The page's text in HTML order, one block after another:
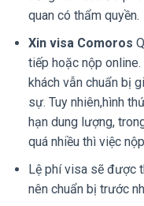
quan có thẩm quyền.
Xin visa Comoros
tiếp hoặc nộp
khách vẫn chuẩn bị
sự. Tuy nhiên,hình
hạn dung lượng,
quá nhiều thì việc
Lệ phí visa sẽ được
nên chuẩn bị trước